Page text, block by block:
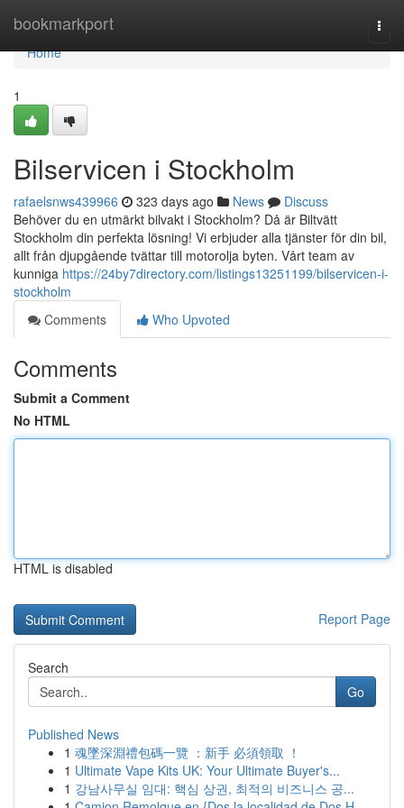
bookmarkport
Home
Home
1
Bilservicen i Stockholm
rafaelsnws439966 323 days ago News
Discuss
Behöver du en utmärkt bilvakt i Stockholm? Då är Biltvätt
Stockholm din perfekta lösning! Vi erbjuder alla tjänster för din bil,
allt från djupgående tvättar till motorolja byten. Vårt team av
kunniga https://24by7directory.com/listings13251199/bilservicen-i-
stockholm
Comments
Who Upvoted
Comments
Submit a Comment
No HTML
HTML is disabled
Report Page
Search
Go
Published News
1 魂墜深淵禮包碼一覽 ：新手 必須領取 ！
1 Ultimate Vape Kits UK: Your Ultimate Buyer's...
1 강남사무실 임대: 핵심 상권, 최적의 비즈니스 공...